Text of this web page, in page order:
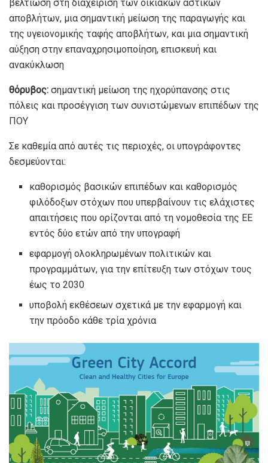
βελτίωση στη διαχείριση των οικιακών αστικών
αποβλήτων, μια σημαντική μείωση της παραγωγής και
της υγειονομικής ταφής αποβλήτων, και μια σημαντική
αύξηση στην επαναχρησιμοποίηση, επισκευή και
ανακύκλωση
θόρυβος: σημαντική μείωση της ηχορύπανσης στις
πόλεις και προσέγγιση των συνιστώμενων επιπέδων της
ΠΟΥ
Σε καθεμία από αυτές τις περιοχές, οι υπογράφοντες
δεσμεύονται:
καθορισμός βασικών επιπέδων και καθορισμός
φιλόδοξων στόχων που υπερβαίνουν τις ελάχιστες
απαιτήσεις που ορίζονται από τη νομοθεσία της ΕΕ
εντός δύο ετών από την υπογραφή
εφαρμογή ολοκληρωμένων πολιτικών και
προγραμμάτων, για την επίτευξη των στόχων τους
έως το 2030
υποβολή εκθέσεων σχετικά με την εφαρμογή και
την πρόοδο κάθε τρία χρόνια